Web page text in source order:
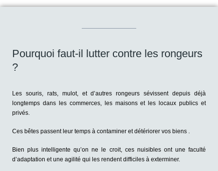
Pourquoi faut-il lutter contre les rongeurs
?
Les souris, rats, mulot, et d’autres rongeurs sévissent depuis déjà
longtemps dans les commerces, les maisons et les locaux publics et
privés.
Ces bêtes passent leur temps à contaminer et détériorer vos biens .
Bien plus intelligente qu’on ne le croit, ces nuisibles ont une faculté
d’adaptation et une agilité qui les rendent difficiles à exterminer.